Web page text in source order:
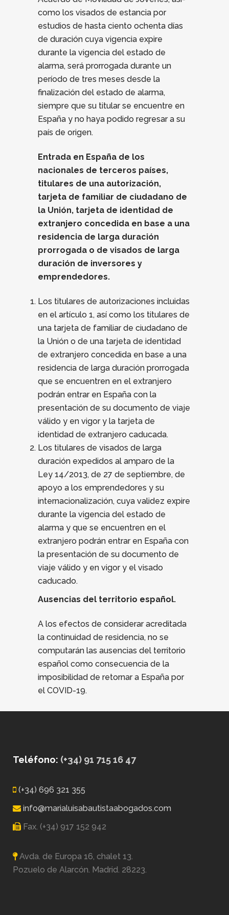
como los visados de estancia por
estudios de hasta ciento ochenta días
de duración cuya vigencia expire
durante la vigencia del estado de
alarma, será prorrogada durante un
período de tres meses desde la
finalización del estado de alarma,
siempre que su titular se encuentre en
España y no haya podido regresar a su
paí­s de origen.
Entrada en España de los
nacionales de terceros países,
titulares de una autorización,
tarjeta de familiar de ciudadano de
la Unión, tarjeta de identidad de
extranjero concedida en base a una
residencia de larga duración
prorrogada o de visados de larga
duración de inversores y
emprendedores.
Los titulares de autorizaciones incluidas
en el artículo 1, así como los titulares de
una tarjeta de familiar de ciudadano de
la Unión o de una tarjeta de identidad
de extranjero concedida en base a una
residencia de larga duración prorrogada
que se encuentren en el extranjero
podrán entrar en España con la
presentación de su documento de viaje
válido y en vigor y la tarjeta de
identidad de extranjero caducada.
Los titulares de visados de larga
duración expedidos al amparo de la
Ley 14/2013, de 27 de septiembre, de
apoyo a los emprendedores y su
internacionalización, cuya validez expire
durante la vigencia del estado de
alarma y que se encuentren en el
extranjero podrán entrar en España con
la presentación de su documento de
viaje válido y en vigor y el visado
caducado.
Ausencias del territorio español.
A los efectos de considerar acreditada
la continuidad de residencia, no se
computarán las ausencias del territorio
español como consecuencia de la
imposibilidad de retornar a España por
el COVID-19.
Teléfono: (+34) 91 715 16 47
(+34) 696 321 355
info@marialuisabautistaabogados.com
Fax. (+34) 917 152 942
Avda. de Europa 16, chalet 13.
Pozuelo de Alarcón. Madrid. 28223.